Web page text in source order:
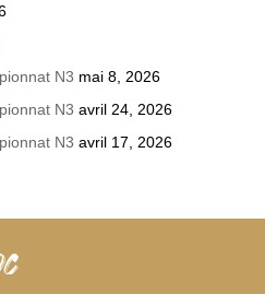
N3 mai 8, 2026
N3 avril 24, 2026
N3 avril 17, 2026